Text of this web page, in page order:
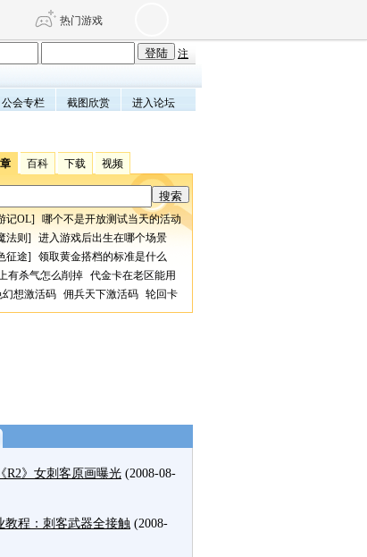
热门游戏
DNF 传奇4
3旗舰版 新天龙八部
仙世界 仙剑世界
注
公会专栏 截图欣赏 进入论坛
百科 下载 视频
记OL] 哪个不是开放测试当天的活动
法则 ] 进入游戏后出生在哪个场景
征途] 领取黄金搭档的标准是什么
有杀气怎么削掉 代金卡在老区能用
幻想激活码 佣兵天下激活码 轮回卡
R2》女刺客原画曝光 (2008-08-
教程：刺客武器全接触 (2008-